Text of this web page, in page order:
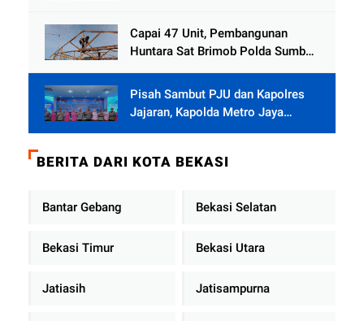
Capai 47 Unit, Pembangunan
Huntara Sat Brimob Polda Sumbar
Pisah Sambut PJU dan Kapolres
Jajaran, Kapolda Metro Jaya
Tekankan Pelayanan Publik
BERITA DARI KOTA BEKASI
Bantar Gebang Bekasi Selatan
Bekasi Timur Bekasi Utara
Jatiasih Jatisampurna